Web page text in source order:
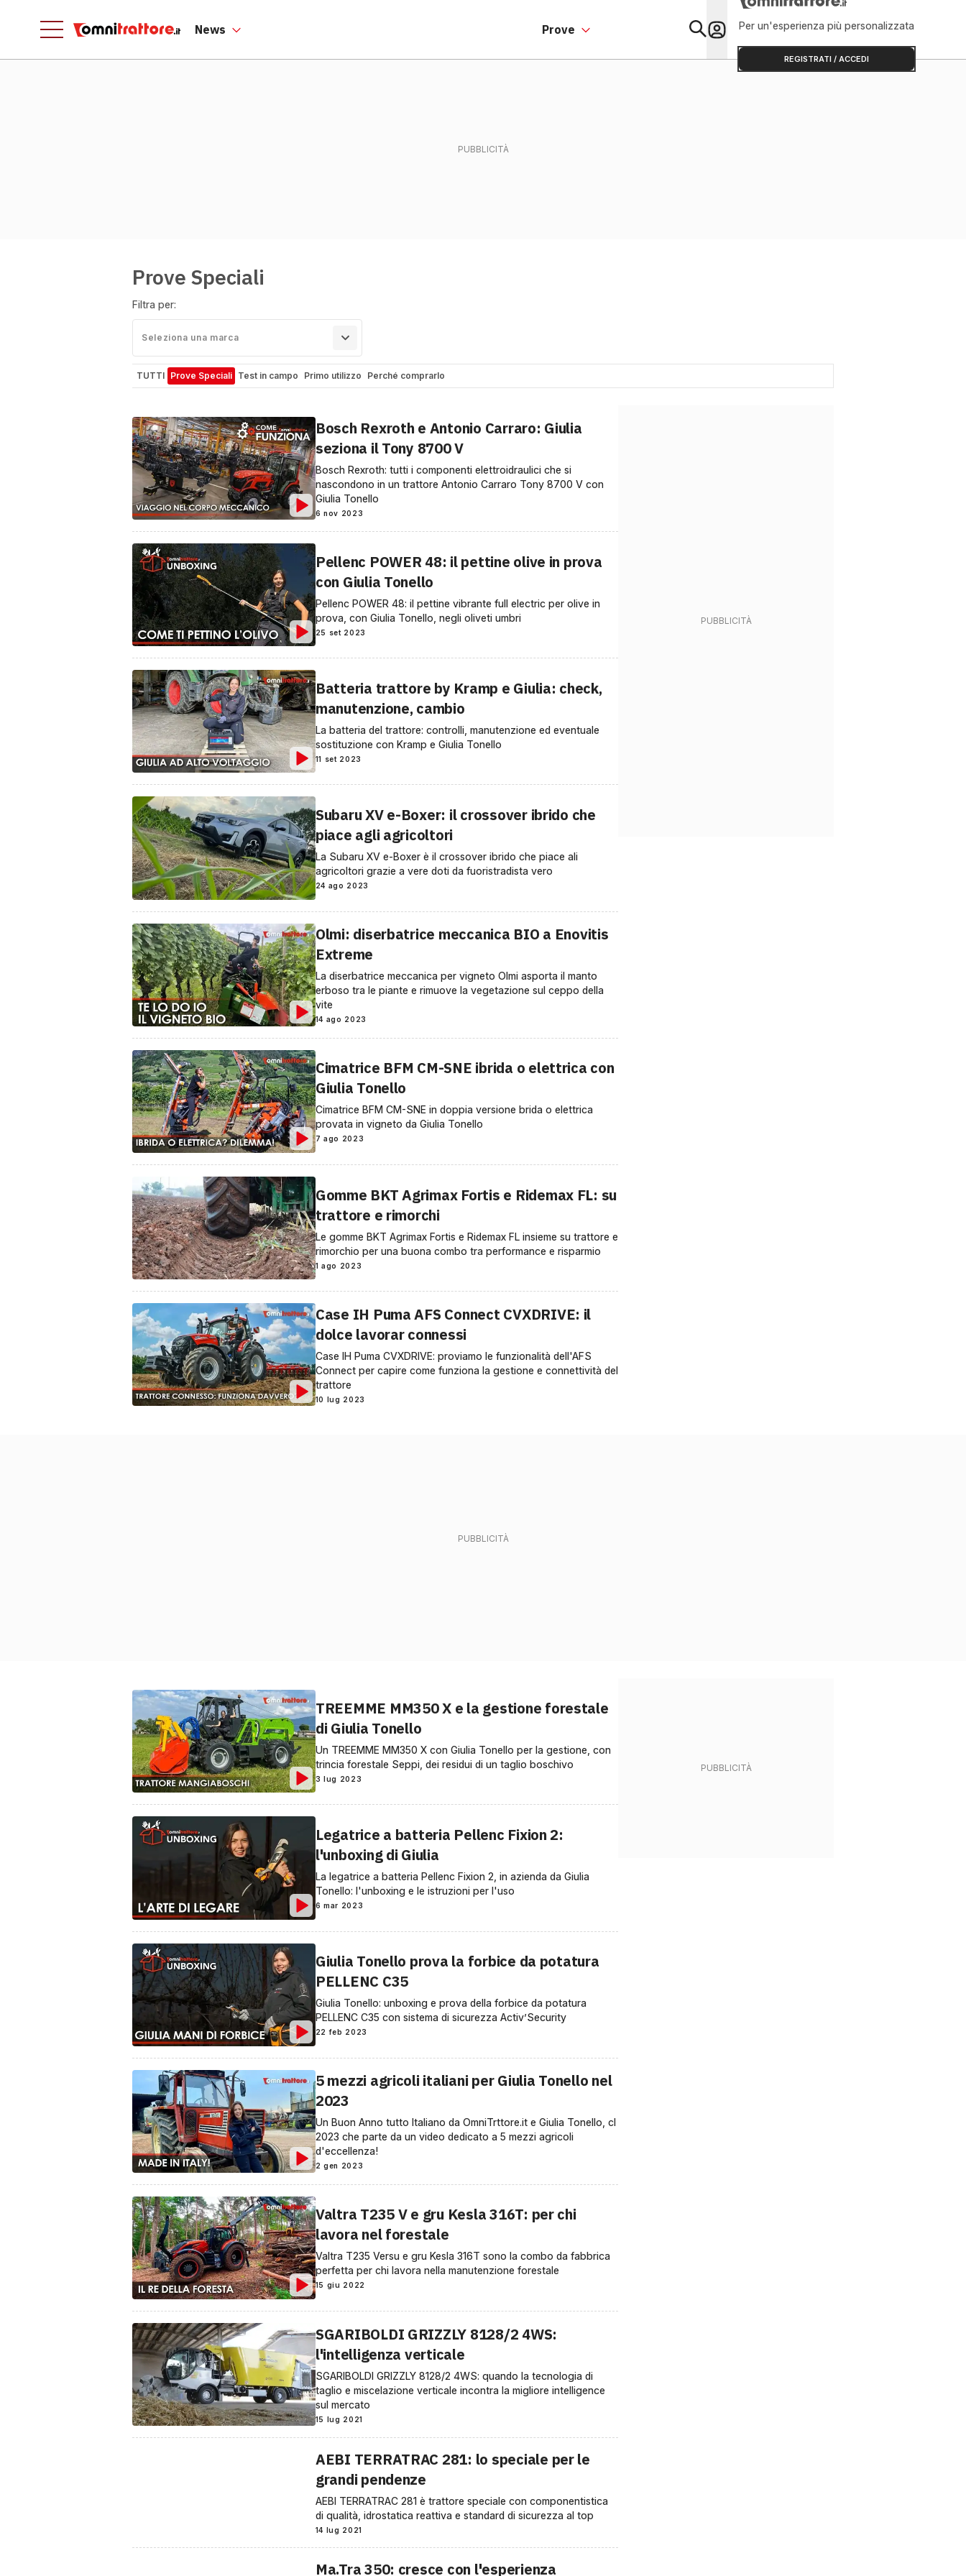
News Prove Primo Piano
Per un'esperienza più personalizzata
REGISTRATI / ACCEDI
Prove Speciali
Filtra per:
Seleziona una marca
TUTTI Prove Speciali Test in campo Primo utilizzo Perché comprarlo
Bosch Rexroth e Antonio Carraro: Giulia
seziona il Tony 8700 V
Bosch Rexroth: tutti i componenti elettroidraulici che si
nascondono in un trattore Antonio Carraro Tony 8700 V con
Giulia Tonello
6 nov 2023
Pellenc POWER 48: il pettine olive in prova
con Giulia Tonello
Pellenc POWER 48: il pettine vibrante full electric per olive in
prova, con Giulia Tonello, negli oliveti umbri
25 set 2023
Batteria trattore by Kramp e Giulia: check,
manutenzione, cambio
La batteria del trattore: controlli, manutenzione ed eventuale
sostituzione con Kramp e Giulia Tonello
11 set 2023
Subaru XV e-Boxer: il crossover ibrido che
piace agli agricoltori
La Subaru XV e-Boxer è il crossover ibrido che piace ali
agricoltori grazie a vere doti da fuoristradista vero
24 ago 2023
Olmi: diserbatrice meccanica BIO a Enovitis
Extreme
La diserbatrice meccanica per vigneto Olmi asporta il manto
erboso tra le piante e rimuove la vegetazione sul ceppo della
vite
14 ago 2023
Cimatrice BFM CM-SNE ibrida o elettrica con
Giulia Tonello
Cimatrice BFM CM-SNE in doppia versione brida o elettrica
provata in vigneto da Giulia Tonello
7 ago 2023
Gomme BKT Agrimax Fortis e Ridemax FL: su
trattore e rimorchi
Le gomme BKT Agrimax Fortis e Ridemax FL insieme su trattore e
rimorchio per una buona combo tra performance e risparmio
1 ago 2023
Case IH Puma AFS Connect CVXDRIVE: il
dolce lavorar connessi
Case IH Puma CVXDRIVE: proviamo le funzionalità dell'AFS
Connect per capire come funziona la gestione e connettività del
trattore
10 lug 2023
TREEMME MM350 X e la gestione forestale
di Giulia Tonello
Un TREEMME MM350 X con Giulia Tonello per la gestione, con
trincia forestale Seppi, dei residui di un taglio boschivo
3 lug 2023
Legatrice a batteria Pellenc Fixion 2:
l'unboxing di Giulia
La legatrice a batteria Pellenc Fixion 2, in azienda da Giulia
Tonello: l'unboxing e le istruzioni per l'uso
6 mar 2023
Giulia Tonello prova la forbice da potatura
PELLENC C35
Giulia Tonello: unboxing e prova della forbice da potatura
PELLENC C35 con sistema di sicurezza Activ’Security
22 feb 2023
5 mezzi agricoli italiani per Giulia Tonello nel
2023
Un Buon Anno tutto Italiano da OmniTrttore.it e Giulia Tonello, cl
2023 che parte da un video dedicato a 5 mezzi agricoli
d'eccellenza!
2 gen 2023
Valtra T235 V e gru Kesla 316T: per chi
lavora nel forestale
Valtra T235 Versu e gru Kesla 316T sono la combo da fabbrica
perfetta per chi lavora nella manutenzione forestale
15 giu 2022
SGARIBOLDI GRIZZLY 8128/2 4WS:
l'intelligenza verticale
SGARIBOLDI GRIZZLY 8128/2 4WS: quando la tecnologia di
taglio e miscelazione verticale incontra la migliore intelligence
sul mercato
15 lug 2021
AEBI TERRATRAC 281: lo speciale per le
grandi pendenze
AEBI TERRATRAC 281 è trattore speciale con componentistica
di qualità, idrostatica reattiva e standard di sicurezza al top
14 lug 2021
Ma.Tra 350: cresce con l'esperienza